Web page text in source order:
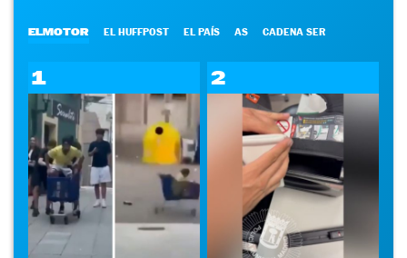
ELMOTOR EL HUFFPOST EL PAÍS AS CADENA SER
1 2